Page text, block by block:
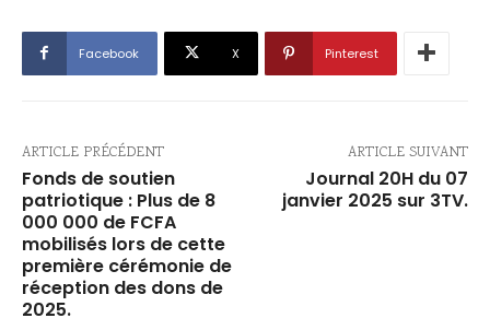
Facebook X Pinterest
ARTICLE PRÉCÉDENT
Fonds de soutien
patriotique : Plus de 8
000 000 de FCFA
mobilisés lors de cette
première cérémonie de
réception des dons de
2025.
ARTICLE SUIVANT
Journal 20H du 07
janvier 2025 sur 3TV.